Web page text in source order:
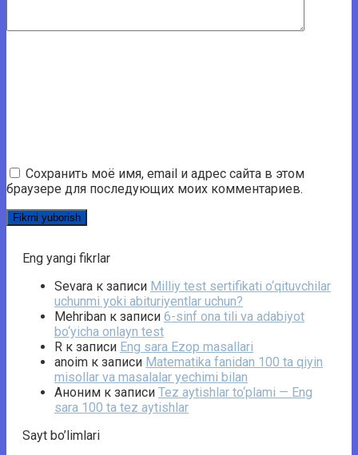
Сохранить моё имя, email и адрес сайта в этом
браузере для последующих моих комментариев.
Eng yangi fikrlar
Sevara к записи Milliy test sertifikati o‘qituvchilar
uchunmi yoki abituriyentlar uchun?
Mehriban к записи 6-sinf ona tili va adabiyot
bo‘yicha onlayn test
R к записи Eng sara Ezop masallari
anoim к записи Matematika fanidan 100 ta qiyin
misollar va masalalar yechimi bilan
Аноним к записи Tez aytishlar to‘plami — Eng
sara 100 ta tez aytishlar
Sayt bo’limlari